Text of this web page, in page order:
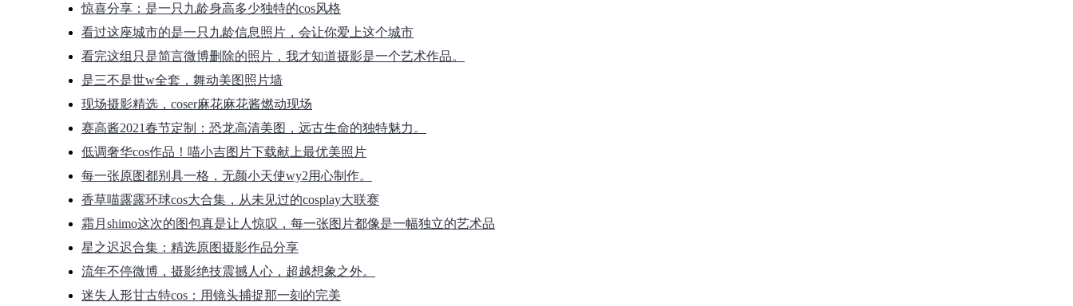
惊喜分享：是一只九龄身高多少独特的cos风格
看过这座城市的是一只九龄信息照片，会让你爱上这个城市
看完这组只是简言微博删除的照片，我才知道摄影是一个艺术作品。
是三不是世w全套，舞动美图照片墙
现场摄影精选，coser麻花麻花酱燃动现场
赛高酱2021春节定制：恐龙高清美图，远古生命的独特魅力。
低调奢华cos作品！喵小吉图片下载献上最优美照片
每一张原图都别具一格，无颜小天使wy2用心制作。
香草喵露露环球cos大合集，从未见过的cosplay大联赛
霜月shimo这次的图包真是让人惊叹，每一张图片都像是一幅独立的艺术品
星之迟迟合集：精选原图摄影作品分享
流年不停微博，摄影绝技震撼人心，超越想象之外。
迷失人形甘古特cos：用镜头捕捉那一刻的完美